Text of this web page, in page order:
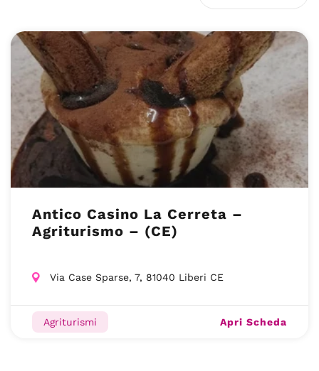
Antico Casino La Cerreta –
Agriturismo – (CE)
Via Case Sparse, 7, 81040 Liberi CE
Agriturismi Apri Scheda